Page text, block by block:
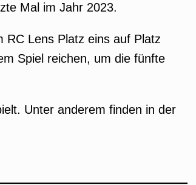
Mal im Jahr 2023.
Lens Platz eins auf Platz
Spiel reichen, um die fünfte
Unter anderem finden in der